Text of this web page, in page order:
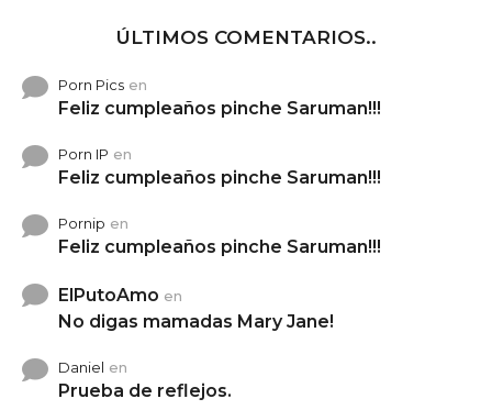
ÚLTIMOS COMENTARIOS..
Porn Pics en
Feliz cumpleaños pinche Saruman!!!
Porn IP en
Feliz cumpleaños pinche Saruman!!!
Pornip en
Feliz cumpleaños pinche Saruman!!!
ElPutoAmo en
No digas mamadas Mary Jane!
Daniel en
Prueba de reflejos.